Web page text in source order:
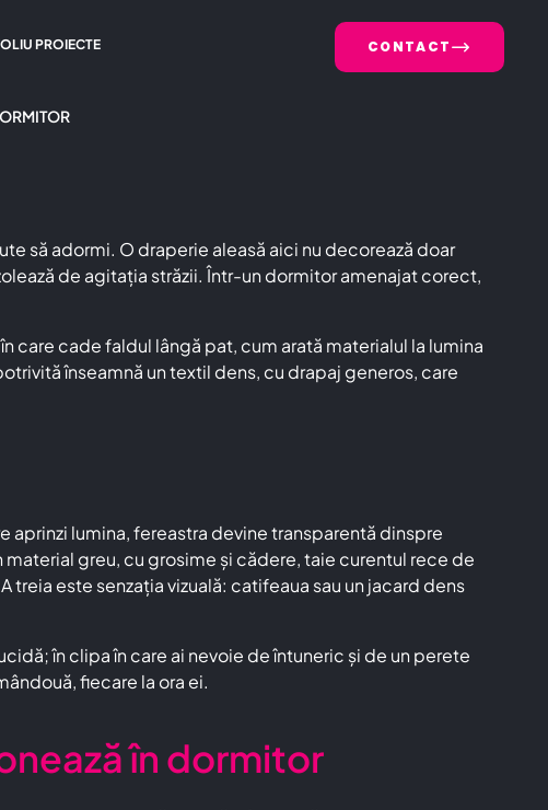
PROIECTE CONTACT
să adormi. O draperie aleasă aici nu decorează doar
de agitația străzii. Într-un dormitor amenajat corect,
cade faldul lângă pat, cum arată materialul la lumina
înseamnă un textil dens, cu drapaj generos, care
aprinzi lumina, fereastra devine transparentă dinspre
greu, cu grosime și cădere, taie curentul rece de
este senzația vizuală: catifeaua sau un jacard dens
în clipa în care ai nevoie de întuneric și de un perete
fiecare la ora ei.
în dormitor